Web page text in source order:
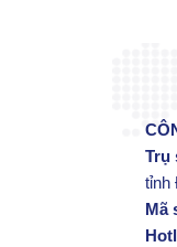
Trụ
tỉnh
Mã